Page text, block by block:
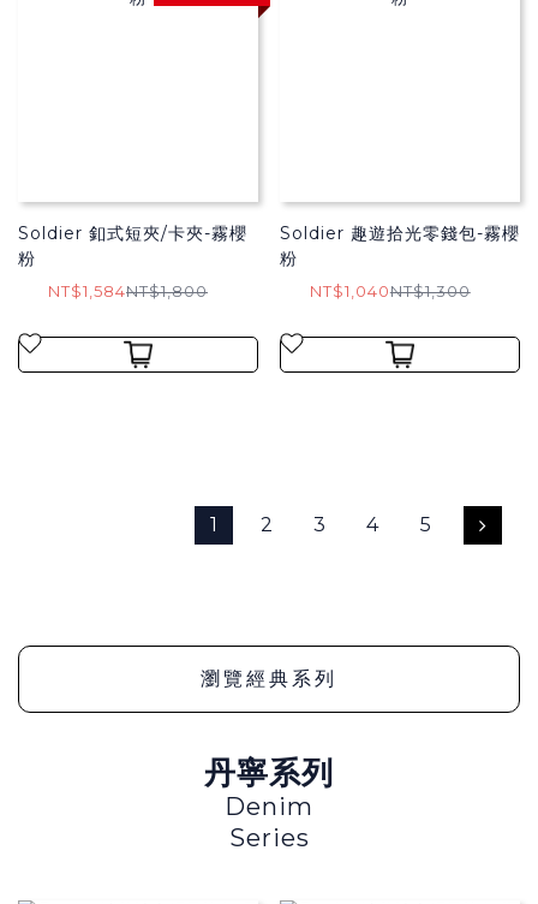
Soldier 釦式短夾/卡夾-霧櫻
粉
NT$1,584NT$1,800
Soldier 趣遊拾光零錢包-霧櫻
粉
NT$1,040NT$1,300
1 2 3 4 5
瀏覽經典系列
丹寧系列
Denim
Series